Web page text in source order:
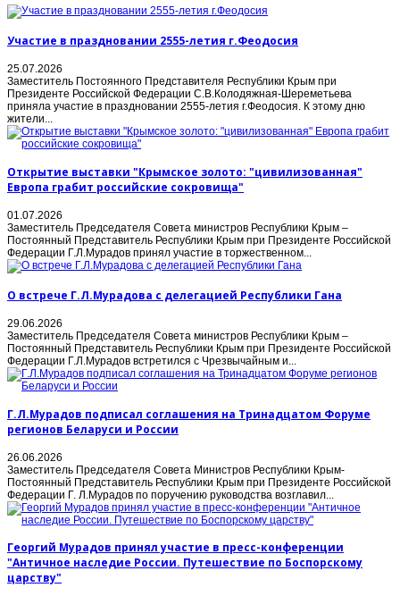
Участие в праздновании 2555-летия г.Феодосия
25.07.2026
Заместитель Постоянного Представителя Республики Крым при
Президенте Российской Федерации С.В.Колодяжная-Шереметьева
приняла участие в праздновании 2555-летия г.Феодосия. К этому дню
жители...
Открытие выставки "Крымское золото: "цивилизованная"
Европа грабит российские сокровища"
01.07.2026
Заместитель Председателя Совета министров Республики Крым –
Постоянный Представитель Республики Крым при Президенте Российской
Федерации Г.Л.Мурадов принял участие в торжественном...
О встрече Г.Л.Мурадова с делегацией Республики Гана
29.06.2026
Заместитель Председателя Совета министров Республики Крым –
Постоянный Представитель Республики Крым при Президенте Российской
Федерации Г.Л.Мурадов встретился с Чрезвычайным и...
Г.Л.Мурадов подписал соглашения на Тринадцатом Форуме
регионов Беларуси и России
26.06.2026
Заместитель Председателя Совета Министров Республики Крым-
Постоянный Представитель Республики Крым при Президенте Российской
Федерации Г. Л.Мурадов по поручению руководства возглавил...
Георгий Мурадов принял участие в пресс-конференции
"Античное наследие России. Путешествие по Боспорскому
царству"